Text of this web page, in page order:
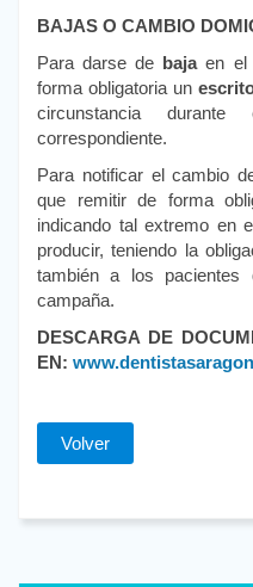
BAJAS O CAMBIO
Para darse de bajaen el
forma obligatoria un
circunstancia
correspondiente.
Para notificar el cambio
que remitir de forma
indicando tal extremo en
producir, teniendo la
también a los pacientes
campaña.
DESCARGA DE
EN:
Volver